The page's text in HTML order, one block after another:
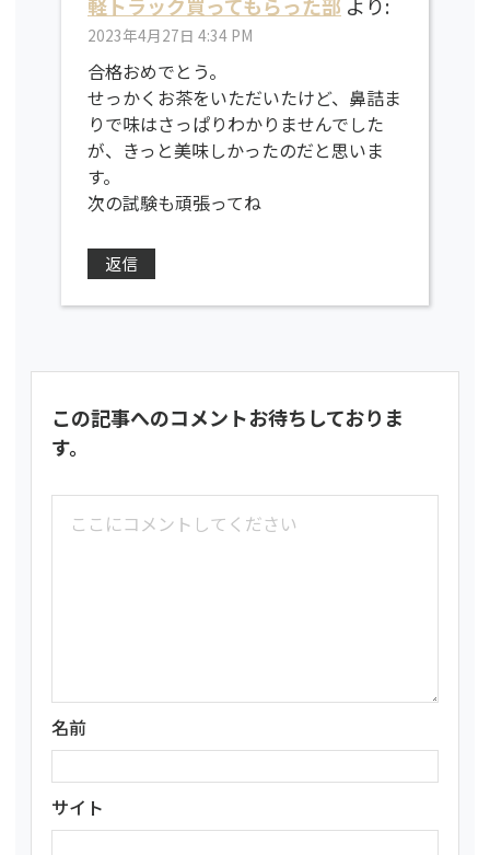
2023年4月27日 4:34 PM
合格おめでとう。
せっかくお茶をいただいたけど、鼻詰ま
りで味はさっぱりわかりませんでした
が、きっと美味しかったのだと思いま
す。
次の試験も頑張ってね
返信
この記事へのコメントお待ちしておりま
す。
名前
サイト